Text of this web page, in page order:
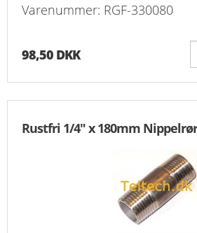
Varenummer: RGF-330080
98,50 DKK
Rustfri 1/4" x 180mm